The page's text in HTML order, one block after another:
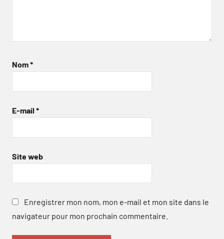
Nom*
E-mail *
Site web
Enregistrer mon nom, mon e-mail et mon site dans le
navigateur pour mon prochain commentaire.